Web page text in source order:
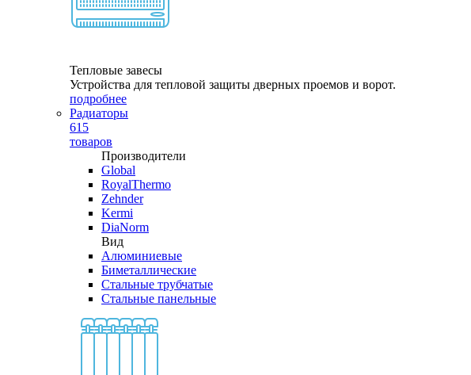
Тепловые завесы
Устройства для тепловой защиты дверных проемов и ворот.
подробнее
Радиаторы
615
товаров
Производители
Global
RoyalThermo
Zehnder
Kermi
DiaNorm
Вид
Алюминиевые
Биметаллические
Стальные трубчатые
Стальные панельные